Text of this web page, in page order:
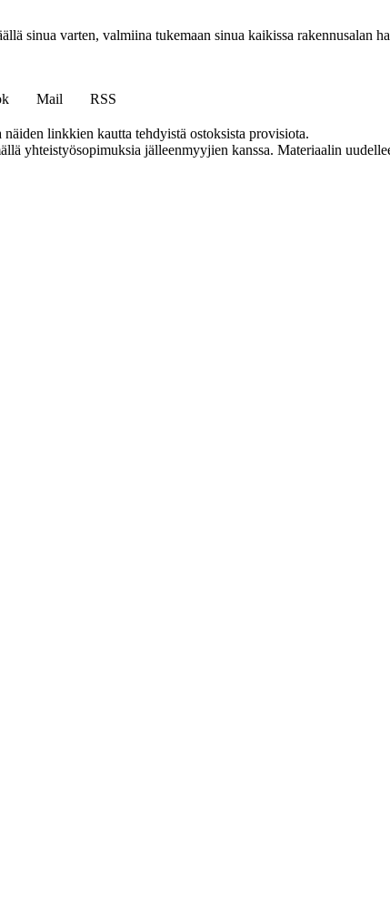
sinua varten, valmiina tukemaan sinua kaikissa rakennusalan
Mail
RSS
linkkien kautta tehdyistä ostoksista provisiota.
yhteistyösopimuksia jälleenmyyjien kanssa. Materiaalin